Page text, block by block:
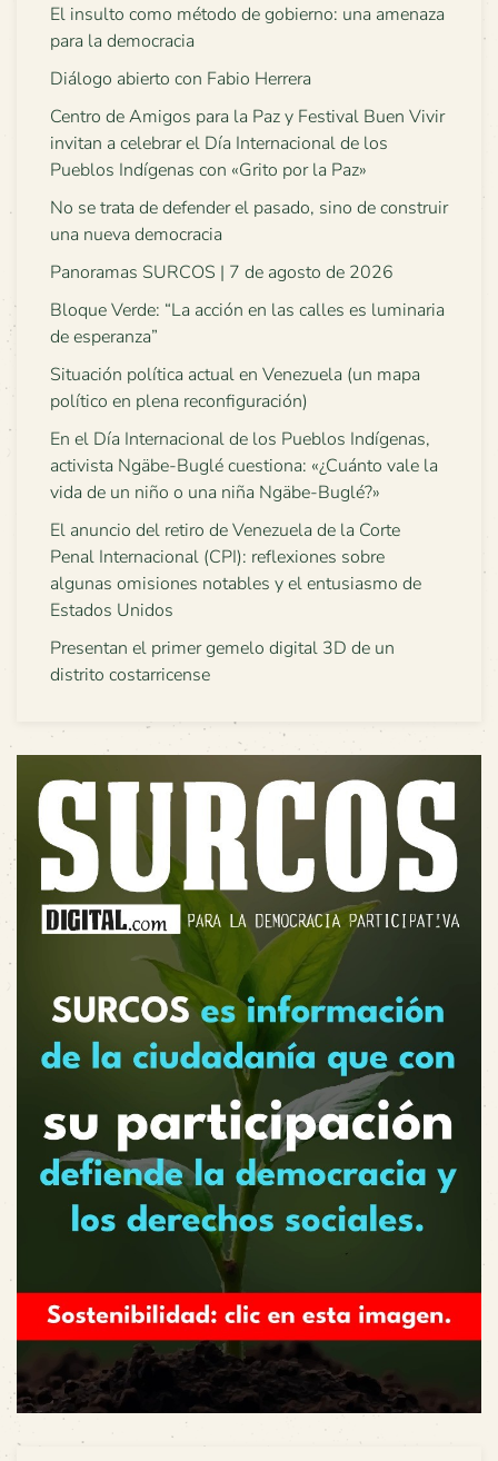
El insulto como método de gobierno: una amenaza
para la democracia
Diálogo abierto con Fabio Herrera
Centro de Amigos para la Paz y Festival Buen Vivir
invitan a celebrar el Día Internacional de los
Pueblos Indígenas con «Grito por la Paz»
No se trata de defender el pasado, sino de construir
una nueva democracia
Panoramas SURCOS | 7 de agosto de 2026
Bloque Verde: “La acción en las calles es luminaria
de esperanza”
Situación política actual en Venezuela (un mapa
político en plena reconfiguración)
En el Día Internacional de los Pueblos Indígenas,
activista Ngäbe-Buglé cuestiona: «¿Cuánto vale la
vida de un niño o una niña Ngäbe-Buglé?»
El anuncio del retiro de Venezuela de la Corte
Penal Internacional (CPI): reflexiones sobre
algunas omisiones notables y el entusiasmo de
Estados Unidos
Presentan el primer gemelo digital 3D de un
distrito costarricense